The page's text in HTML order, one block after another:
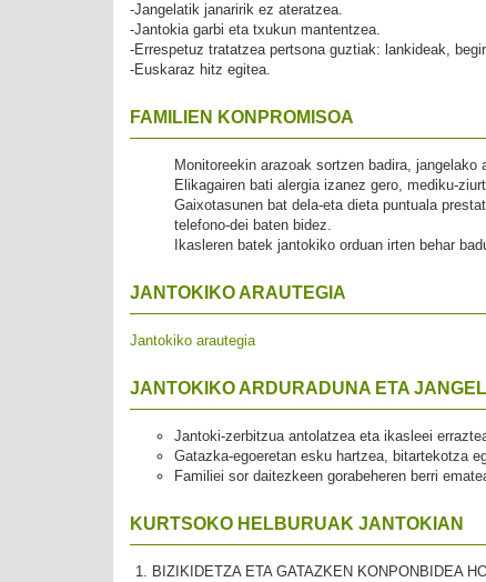
-Jangelatik janaririk ez ateratzea.
-Jantokia garbi eta txukun mantentzea.
-Errespetuz tratatzea pertsona guztiak: lankideak,
-Euskaraz hitz egitea.
FAMILIEN KONPROMISOA
Monitoreekin arazoak sortzen badira,
Elikagairen bati alergia izanez gero, mediku-
Gaixotasunen bat dela-eta dieta puntuala
telefono-dei baten bidez.
Ikasleren batek jantokiko orduan irten behar
JANTOKIKO ARAUTEGIA
Jantokiko arautegia
JANTOKIKO ARDURADUNA ETA
Jantoki-zerbitzua antolatzea eta ikasleei
Gatazka-egoeretan esku hartzea, bitartekotza
Familiei sor daitezkeen gorabeheren berri
KURTSOKO HELBURUAK JANTOKIAN
BIZIKIDETZA ETA GATAZKEN KONPONBIDEA